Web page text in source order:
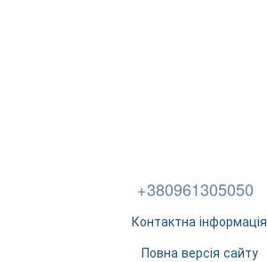
+380961305050
Контактна інформація
Повна версія сайту